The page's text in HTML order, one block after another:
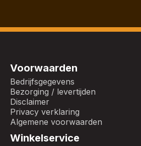
Voorwaarden
Bedrijfsgegevens
Bezorging / levertijden
Disclaimer
Privacy verklaring
Algemene voorwaarden
Winkelservice